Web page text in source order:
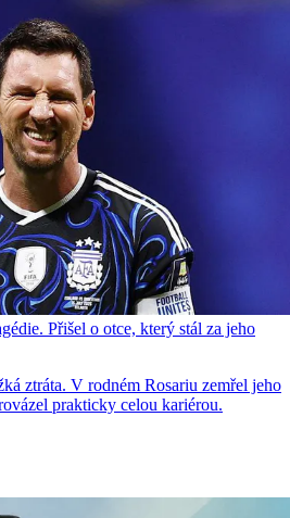
Přišel o otce, který stál za jeho
ztráta. V rodném Rosariu zemřel jeho
prakticky celou kariérou.